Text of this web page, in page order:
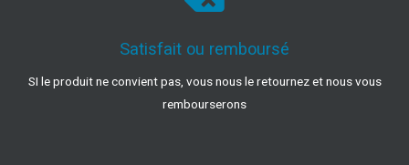
Satisfait ou remboursé
SI le produit ne convient pas, vous nous le retournez et nous vous
rembourserons